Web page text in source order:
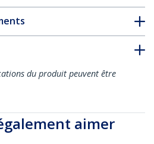
du produit peuvent être
aimer